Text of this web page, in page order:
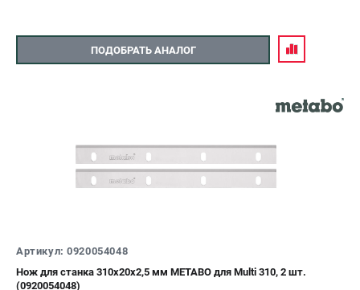
ПОДОБРАТЬ АНАЛОГ
Артикул: 0920054048
Нож для станка 310х20х2,5 мм METABO для Multi 310, 2 шт.
(0920054048)